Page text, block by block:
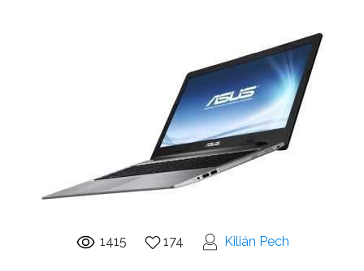
1415 174 Kilián Pech